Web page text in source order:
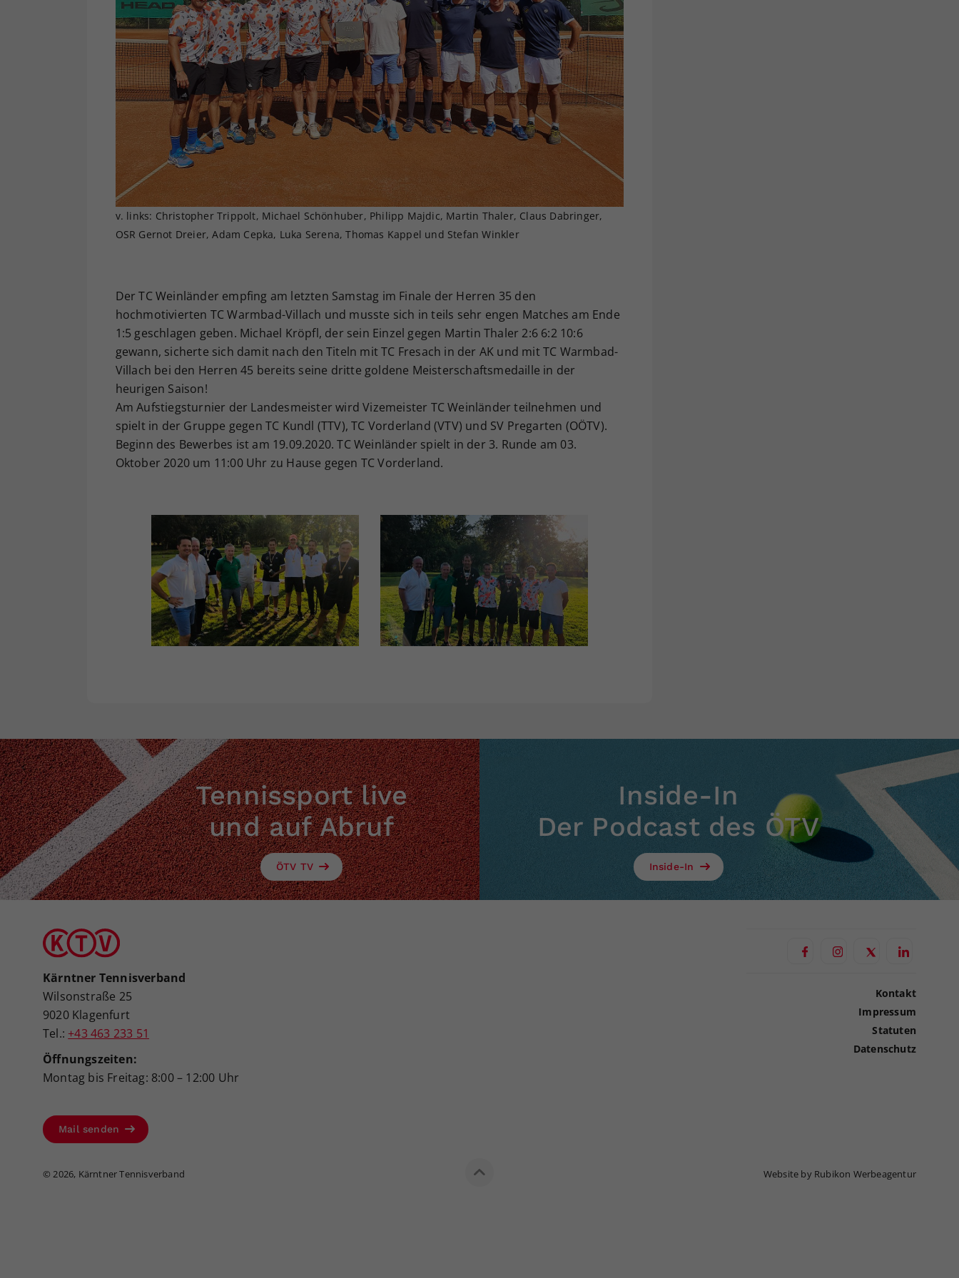
v. links: Christopher Trippolt, Michael Schönhuber, Philipp Majdic, Martin Thaler, Claus Dabringer,
OSR Gernot Dreier, Adam Cepka, Luka Serena, Thomas Kappel und Stefan Winkler
Der TC Weinländer empfing am letzten Samstag im Finale der Herren 35 den
hochmotivierten TC Warmbad-Villach und musste sich in teils sehr engen Matches am Ende
1:5 geschlagen geben. Michael Kröpfl, der sein Einzel gegen Martin Thaler 2:6 6:2 10:6
gewann, sicherte sich damit nach den Titeln mit TC Fresach in der AK und mit TC Warmbad-
Villach bei den Herren 45 bereits seine dritte goldene Meisterschaftsmedaille in der
heurigen Saison!
Am Aufstiegsturnier der Landesmeister wird Vizemeister TC Weinländer teilnehmen und
spielt in der Gruppe gegen TC Kundl (TTV), TC Vorderland (VTV) und SV Pregarten (OÖTV).
Beginn des Bewerbes ist am 19.09.2020. TC Weinländer spielt in der 3. Runde am 03.
Oktober 2020 um 11:00 Uhr zu Hause gegen TC Vorderland.
Tennissport live
und auf Abruf
ÖTV TV
Inside-In
Der Podcast des ÖTV
Inside-In
Kärntner Tennisverband
Wilsonstraße 25
9020 Klagenfurt
Tel.: +43 463 233 51
Öffnungszeiten:
Montag bis Freitag: 8:00 – 12:00 Uhr
Mail senden
Kontakt
Impressum
Statuten
Datenschutz
©2026, Kärntner Tennisverband Website by Rubikon Werbeagentur
Ihrer vorgenommen Einstellungen, falls der
Webseiten-Betreiber dies eingestellt hat.